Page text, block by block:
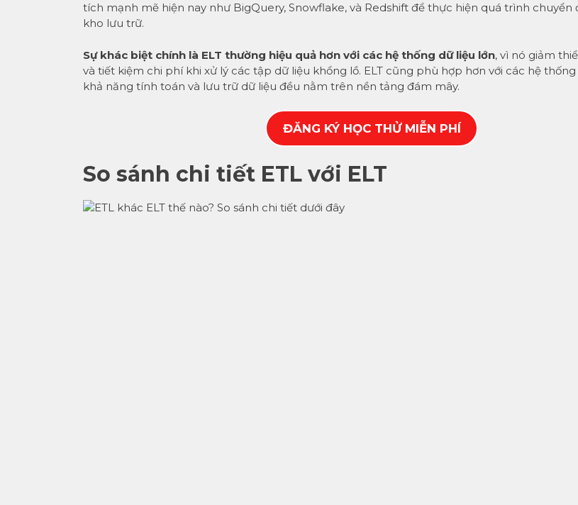
tích mạnh mẽ hiện nay như BigQuery, Snowflake, và Redshift để thực hiện quá trình chuyển
kho lưu trữ.
Sự khác biệt chính là ELT thường hiệu quả hơn với các hệ thống dữ liệu lớn, vì nó giảm
và tiết kiệm chi phí khi xử lý các tập dữ liệu khổng lồ. ELT cũng phù hợp hơn với các hệ thống
khả năng tính toán và lưu trữ dữ liệu đều nằm trên nền tảng đám mây.
ĐĂNG KÝ HỌC THỬ MIỄN PHÍ
So sánh chi tiết ETL với ELT